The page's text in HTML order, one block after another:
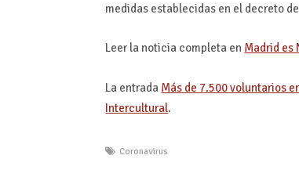
medidas establecidas en el decreto
Leer la noticia completa en Madrid es
La entrada Más de 7.500 voluntarios
Intercultural.
Coronavirus